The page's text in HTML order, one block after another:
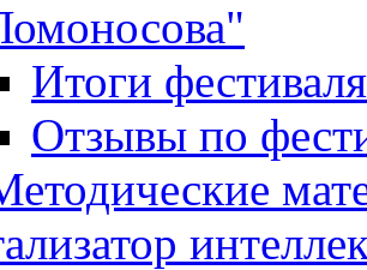
Итоги фестиваля
Отзывы по